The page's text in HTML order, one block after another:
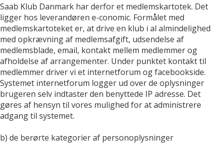
Saab Klub Danmark har derfor et medlemskartotek. Det
ligger hos leverandøren e-conomic. Formålet med
medlemskartoteket er, at drive en klub i al almindelighed
med opkrævning af medlemsafgift, udsendelse af
medlemsblade, email, kontakt mellem medlemmer og
afholdelse af arrangementer. Under punktet kontakt til
medlemmer driver vi et internetforum og facebookside.
Systemet internetforum logger ud over de oplysninger
brugeren selv indtaster den benyttede IP adresse. Det
gøres af hensyn til vores mulighed for at administrere
adgang til systemet.
b) de berørte kategorier af personoplysninger